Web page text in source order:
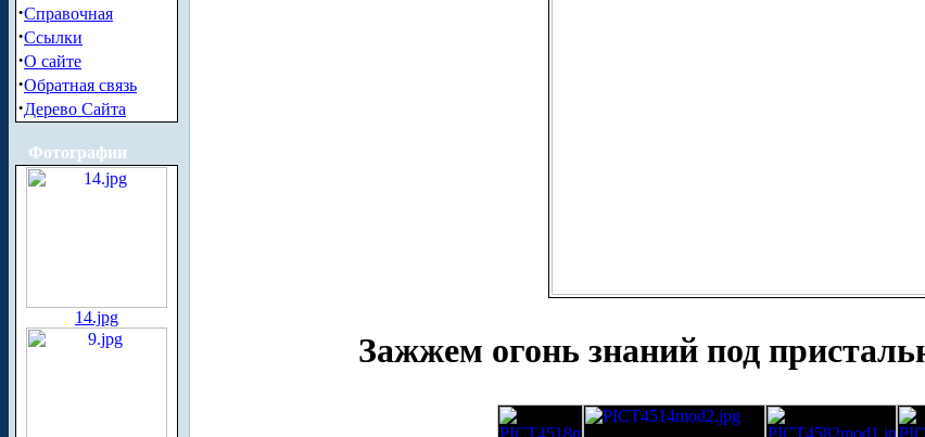
·Справочная
·Ссылки
·О сайте
·Обратная связь
·Дерево Сайта
Фотографии
14.jpg
Зажжем огонь знаний под